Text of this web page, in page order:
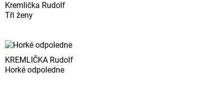
Kremlička Rudolf
Tři ženy
KREMLIČKA Rudolf
Horké odpoledne